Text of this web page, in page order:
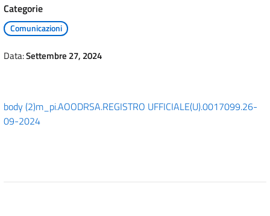
Categorie
Comunicazioni
Data:Settembre 27, 2024
body (2)m_pi.AOODRSA.REGISTRO UFFICIALE(U).0017099.26-
09-2024